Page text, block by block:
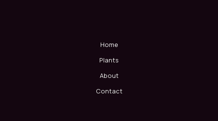
Home
Plants
About
Contact